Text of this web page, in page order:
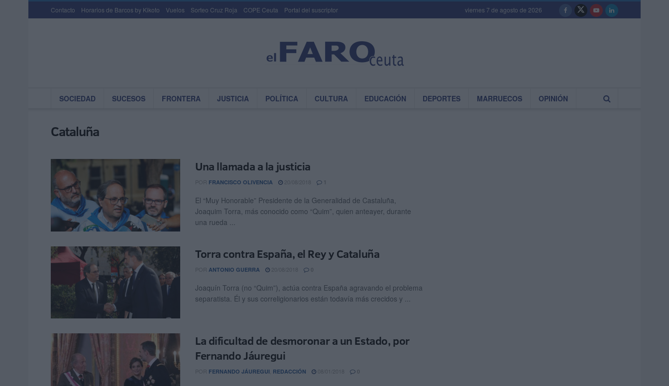
Contacto Horarios de Barcos by Kikoto Vuelos Sorteo Cruz Roja COPE Ceuta Portal del suscriptor viernes 7 de agosto de 2026
SOCIEDAD SUCESOS FRONTERA JUSTICIA POLÍTICA CULTURA EDUCACIÓN DEPORTES MARRUECOS OPINIÓN
Cataluña
Una llamada a la justicia
POR FRANCISCO OLIVENCIA 1
El “Muy Honorable” Presidente de la Generalidad de Castaluña,
Joaquim Torra, más conocido como “Quim”, quien anteayer, durante
una rueda ...
Torra contra España, el Rey y Cataluña
POR ANTONIO GUERRA 0
Joaquín Torra (no “Quim”), actúa contra España agravando el problema
separatista. Él y sus correligionarios están todavía más crecidos y ...
La dificultad de desmoronar a un Estado, por
Fernando Jáuregui
POR FERNANDO JÁUREGUI REDACCIÓN 0